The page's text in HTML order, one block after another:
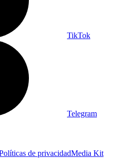
TikTok
Telegram
de privacidadMedia Kit